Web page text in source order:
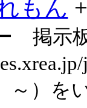
もん
掲示
～）を